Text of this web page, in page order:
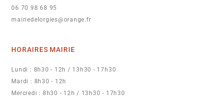
06 70 98 68 95
mairiedelorgies@orange.fr
HORAIRES MAIRIE
Lundi : 8h30 - 12h / 13h30 - 17h30
Mardi : 8h30 - 12h
Mercredi : 8h30 - 12h / 13h30 - 17h30